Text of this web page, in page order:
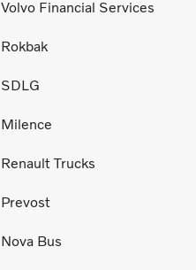
Volvo Financial Services
Rokbak
SDLG
Milence
Renault Trucks
Prevost
Nova Bus